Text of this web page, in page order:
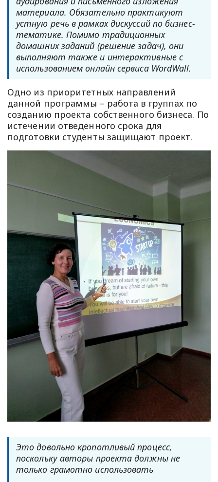
материала. Обязательно практикуют
устную речь в рамках дискуссий по бизнес-
тематике. Помимо традиционных
домашних заданий (решение задач), они
выполняют также и интерактивные с
использованием онлайн сервиса WordWall.
Одно из приоритетных направлений
данной программы – работа в группах по
созданию проекта собственного бизнеса. По
истечении отведенного срока для
подготовки студенты защищают проект.
Это довольно кропотливый процесс,
поскольку авторы проекта должны не
только грамотно использовать